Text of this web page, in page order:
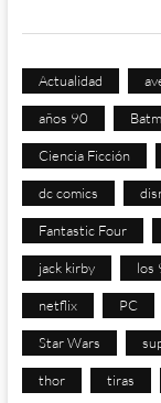
Actualidad
años 90
Ciencia Ficción
dc comics
Fantastic Four
jack kirby los
netflix PC
Star Wars
thor tiras